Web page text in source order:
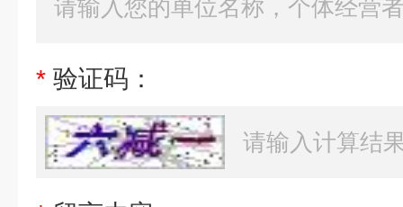
* 验证码：